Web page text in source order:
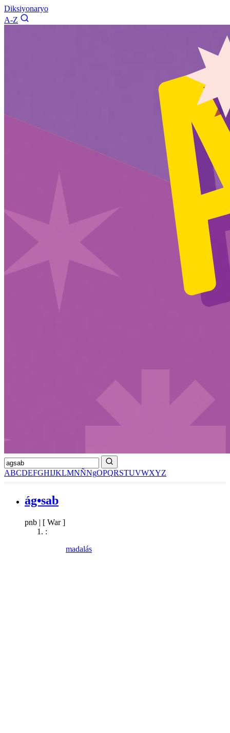
Diksiyonaryo
A-Z
ABCDEFGHIJKLMNÑNgOPQRSTUVWXYZ
ág•sab
pnb | [ War ]
:
madalás